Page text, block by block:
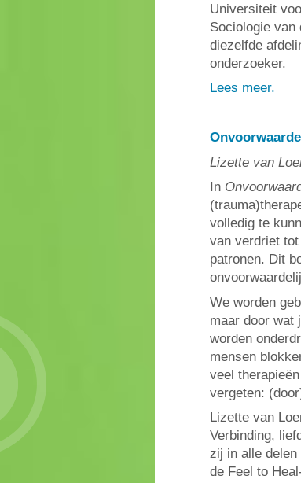
Universiteit
Sociologie
diezelfde
onderzoeker.
Lees meer.
Lizette van
In
volledig te
van verdriet
patronen. Dit
We worden
maar door wat
worden
mensen
veel
vergeten:
Lizette van
Verbinding,
zij in alle delen
de Feel to